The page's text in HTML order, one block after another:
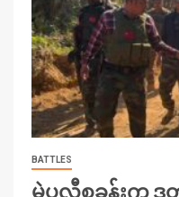
BATTLES
မဲပလီစခန်းက ဒုတ